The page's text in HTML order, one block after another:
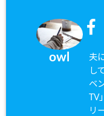
owl
夫
し
ベ
TV
リ